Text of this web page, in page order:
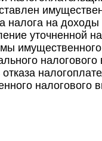
налога на доходы
уточненной
имущественного
налогового
налогового